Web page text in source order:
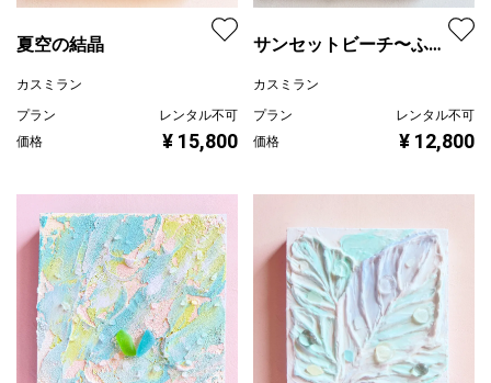
夏空の結晶
カスミラン
プラン
レンタル不可
価格
¥ 15,800
サンセットビーチ〜ふた
カスミラン
プラン
レンタル不可
価格
¥ 12,800